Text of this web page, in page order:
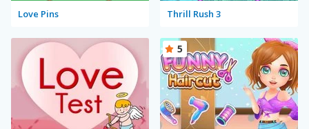
Love Pins Thrill Rush 3
5